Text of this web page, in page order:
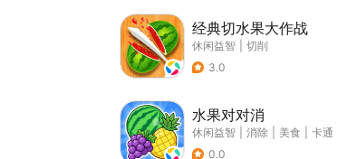
经典切水果大作战
休闲益智
切削
3.0
水果对对消
休闲益智 消除 美食
卡通
0.0